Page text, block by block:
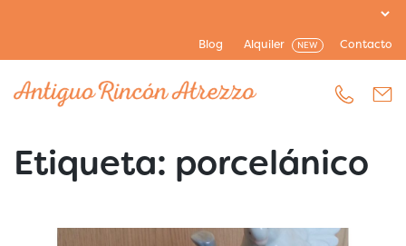
Blog Alquiler NEW Contacto
Etiqueta: porcelánico